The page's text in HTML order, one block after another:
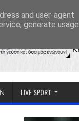
LIVE SPORT
and user-agent
generate usage